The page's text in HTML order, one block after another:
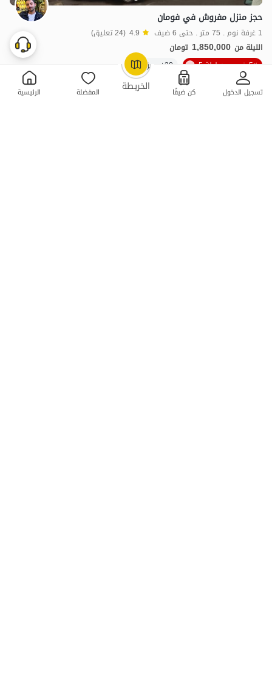
الخريطة تسجيل الدخول كن ضيفًا المفضلة الرئيسية
OpenStreetMap
حجز منزل مفروش في فومان
1 غرفة نوم . 75 متر . حتى 6 ضيف 4.9 (24 تعليق)
الليلة من 1,850,000 تومان
5٪ خصم من ليلة 5
20+ حجز ناجح
ممتازة